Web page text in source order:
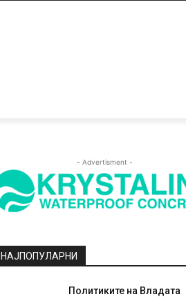
- Advertisment -
НАЈПОПУЛАРНИ
Политиките на Владата